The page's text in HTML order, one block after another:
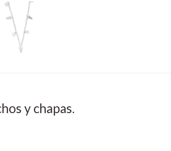
y chapas.